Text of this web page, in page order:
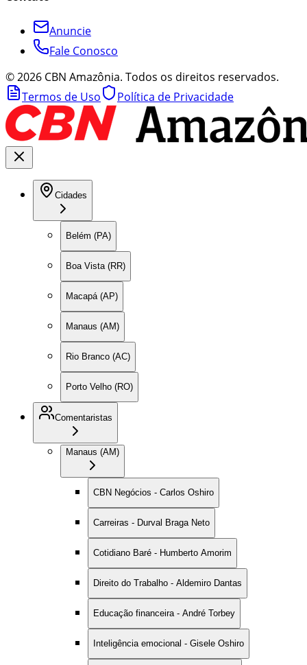
Anuncie
Fale Conosco
©2026 CBN Amazônia. Todos os direitos reservados.
Termos de Uso
Política de Privacidade
Cidades
Belém (PA)
Boa Vista (RR)
Macapá (AP)
Manaus (AM)
Rio Branco (AC)
Porto Velho (RO)
Comentaristas
Manaus (AM)
CBN Negócios - Carlos Oshiro
Carreiras - Durval Braga Neto
Cotidiano Baré - Humberto Amorim
Direito do Trabalho - Aldemiro Dantas
Educação financeira - André Torbey
Inteligência emocional - Gisele Oshiro